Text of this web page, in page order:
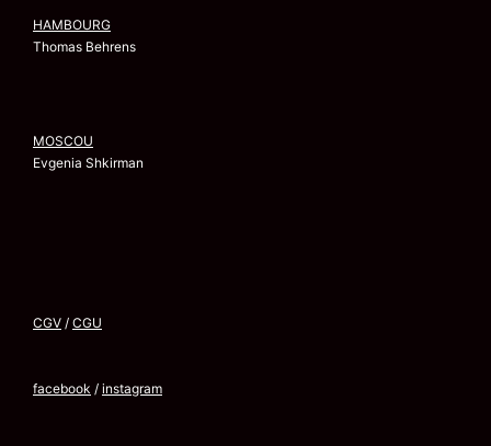
HAMBOURG
Thomas Behrens
MOSCOU
Evgenia Shkirman
CGV / CGU
facebook / instagram